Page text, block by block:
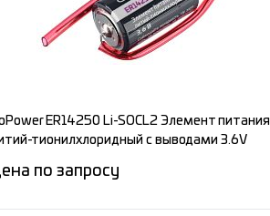
ER14250 Li-SOCL2 Элемент питания
тионилхлоридный с выводами 3.6V
по запросу